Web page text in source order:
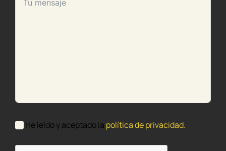
He leído y aceptado la política de privacidad.